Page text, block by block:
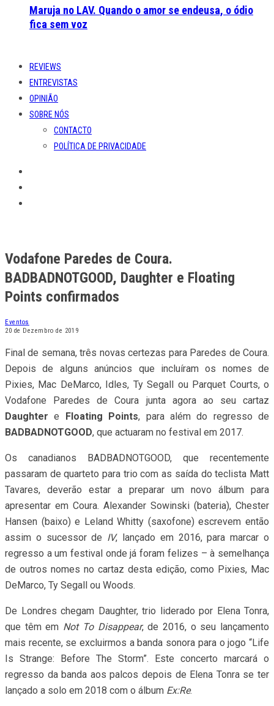
Maruja no LAV. Quando o amor se endeusa, o ódio
fica sem voz
REVIEWS
ENTREVISTAS
OPINIÃO
SOBRE NÓS
CONTACTO
POLÍTICA DE PRIVACIDADE
Vodafone Paredes de Coura.
BADBADNOTGOOD, Daughter e Floating
Points confirmados
Eventos
20 de Dezembro de 2019
Final de semana, três novas certezas para Paredes de Coura.
Depois de alguns anúncios que incluíram os nomes de
Pixies, Mac DeMarco, Idles, Ty Segall ou Parquet Courts, o
Vodafone Paredes de Coura junta agora ao seu cartaz
Daughter e Floating Points, para além do regresso de
BADBADNOTGOOD, que actuaram no festival em 2017.
Os canadianos BADBADNOTGOOD, que recentemente
passaram de quarteto para trio com as saída do teclista Matt
Tavares, deverão estar a preparar um novo álbum para
apresentar em Coura. Alexander Sowinski (bateria), Chester
Hansen (baixo) e Leland Whitty (saxofone) escrevem então
assim o sucessor de IV, lançado em 2016, para marcar o
regresso a um festival onde já foram felizes – à semelhança
de outros nomes no cartaz desta edição, como Pixies, Mac
DeMarco, Ty Segall ou Woods.
De Londres chegam Daughter, trio liderado por Elena Tonra,
que têm em Not To Disappear, de 2016, o seu lançamento
mais recente, se excluirmos a banda sonora para o jogo “Life
Is Strange: Before The Storm”. Este concerto marcará o
regresso da banda aos palcos depois de Elena Tonra se ter
lançado a solo em 2018 com o álbum Ex:Re.